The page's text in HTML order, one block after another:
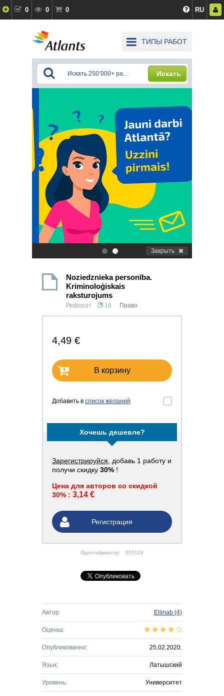
0 0 0 RU
ТИПЫ РАБОТ
Искать
. Закрыть
Noziedznieka personība.
Kriminoloģiskais
raksturojums
Реферат 16 Право
4,49 €
В корзину
Добавить в список желаний
Хочешь дешевле?
Зарегистрируйся , добавь 1 работу и
получи скидку 30% !
Цена для авторов со скидкой
30% : 3,14 €
Регистрация
Идентификатор: 555124
Автор: Eliinab (4)
Оценка:
Опубликованно: 25.02.2020.
Язык: Латышский
Уровень: Университет